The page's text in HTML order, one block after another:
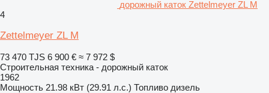
дорожный каток Zettelmeyer ZL M
4
Zettelmeyer ZL M
73 470 TJS 6 900 € ≈ 7 972 $
Строительная техника - дорожный каток
1962
Мощность 21.98 кВт (29.91 л.с.) Топливо дизель